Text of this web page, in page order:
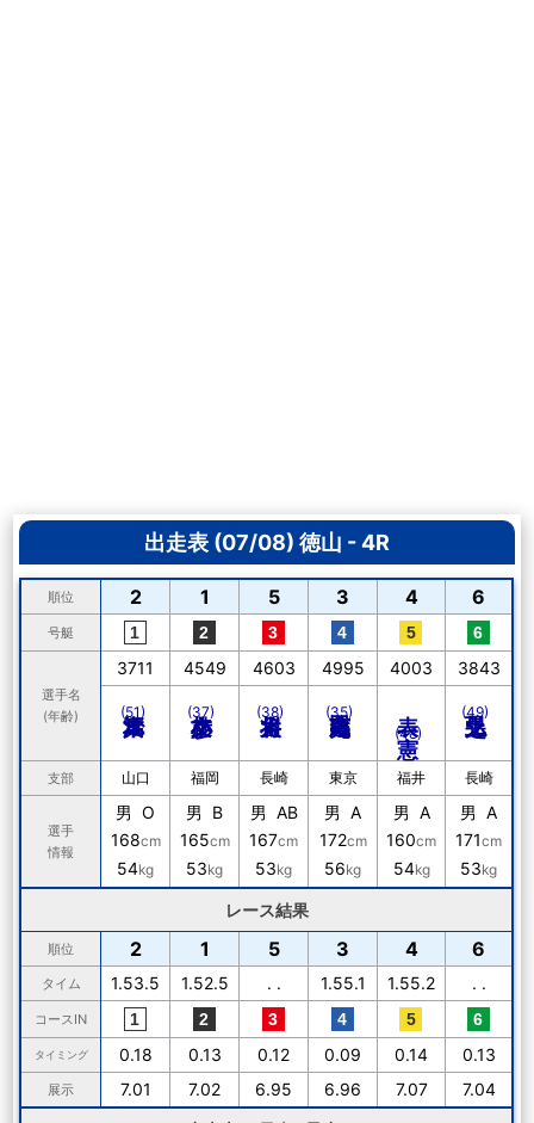
出走表 (07/08) 徳山 - 4R
順位 2 1 5 3 4 6
号艇
選手名
(年齢)
3711 4549 4603 4995 4003 3843
(51) (37) (38) (35)
(48)
(49)
支部 山口 福岡 長崎 東京 福井 長崎
選手
情報
男 O
168cm
54kg
男 B
165cm
53kg
男 AB
167cm
53kg
男 A
172cm
56kg
男 A
160cm
54kg
男 A
171cm
53kg
レース結果
順位 2 1 5 3 4 6
タイム 1.53.5 1.52.5 . . 1.55.1 1.55.2 . .
コースIN
タイミング 0.18 0.13 0.12 0.09 0.14 0.13
展示 7.01 7.02 6.95 6.96 7.07
7.04